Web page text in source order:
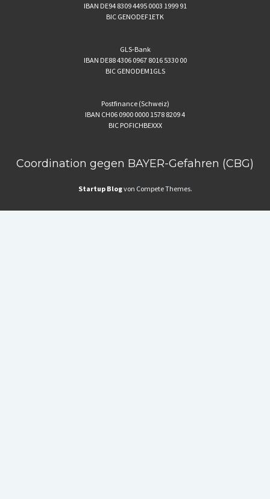
IBAN DE94 8309 4495 0003 1999 91
BIC GENODEF1ETK
GLS-Bank
IBAN DE88 4306 0967 8016 5330 00
BIC GENODEM1GLS
Postfinance (Schweiz)
IBAN CH06 0900 0000 1578 8209 4
BIC POFICHBEXXX
Coordination gegen BAYER-Gefahren (CBG)
Startup Blogvon Compete Themes.